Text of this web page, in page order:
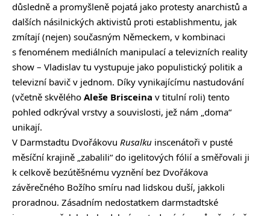
důsledně a promyšleně pojatá jako protesty anarchistů a
dalších násilnických aktivistů proti establishmentu, jak
zmítají (nejen) současným Německem, v kombinaci
s fenoménem mediálních manipulací a televizních reality
show – Vladislav tu vystupuje jako populistický politik a
televizní bavič v jednom. Díky vynikajícímu nastudování
(včetně skvělého Aleše Brisceina v titulní roli) tento
pohled odkrýval vrstvy a souvislosti, jež nám „doma“
unikají.
V Darmstadtu Dvořákovu Rusalku inscenátoři v pusté
měsíční krajině „zabalili“ do igelitových fólií a směřovali ji
k celkově bezútěšnému vyznění bez Dvořákova
závěrečného Božího smíru nad lidskou duší, jakkoli
proradnou. Zásadním nedostatkem darmstadtské